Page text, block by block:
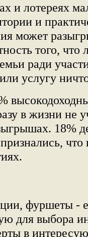
и лотереях
и
может
того,
ради
услугу
в жизни не
18%
что
фуршеты -
для выбора
в